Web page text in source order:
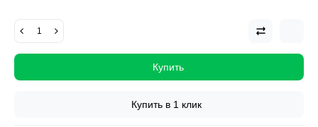
Купить
Купить в 1 клик